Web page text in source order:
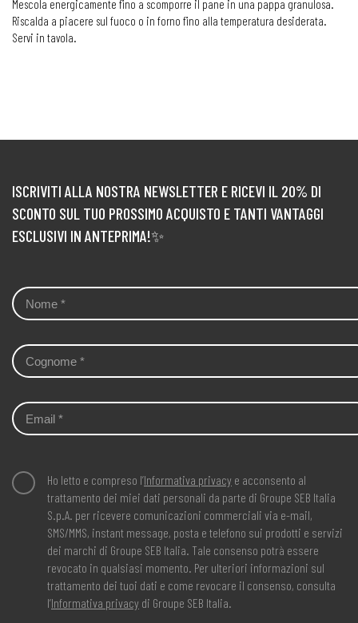
Mescola energicamente fino a scomporre il pane in una pappa granulosa.
Riscalda a piacere sul fuoco o in forno fino alla temperatura desiderata.
Servi in tavola.
ISCRIVITI ALLA NOSTRA NEWSLETTER E RICEVI IL 20% DI
SCONTO SUL TUO PROSSIMO ACQUISTO E TANTI VANTAGGI
ESCLUSIVI IN ANTEPRIMA!✨
Ho letto e compreso l’Informativa privacy e acconsento al
trattamento dei miei dati personali da parte di Groupe SEB Italia
S.p.A. per ricevere comunicazioni commerciali via e-mail,
SMS/MMS, instant message, posta e telefono sui prodotti e servizi
dei marchi di Groupe SEB Italia. Tale consenso potrà essere
revocato in qualsiasi momento. Per ulteriori informazioni sul
trattamento dei tuoi dati e come revocare il consenso, consulta
l’Informativa privacy di Groupe SEB Italia.